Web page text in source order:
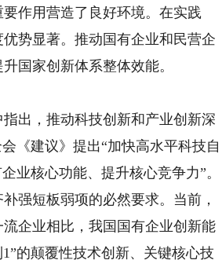
作用营造了良好环境。在实践
势显著。推动国有企业和民营企
国家创新体系整体效能。
出，推动科技创新和产业创新深
《建议》提出“加快高水平科技自
业核心功能、提升核心竞争力”。
强短板弱项的必然要求。当前，
企业相比，我国国有企业创新能
的颠覆性技术创新、关键核心技